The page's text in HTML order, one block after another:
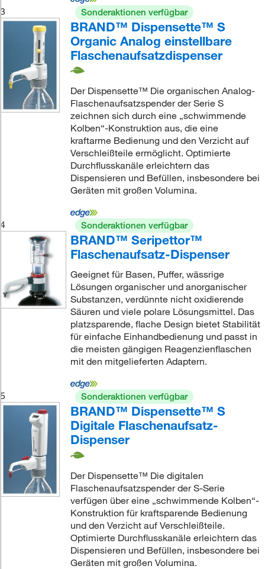
3 Sonderaktionen verfügbar
BRAND™ Dispensette™ S
Organic Analog einstellbare
Flaschenaufsatzdispenser
Der Dispensette™ Die organischen Analog-
Flaschenaufsatzspender der Serie S
zeichnen sich durch eine „schwimmende
Kolben“-Konstruktion aus, die eine
kraftarme Bedienung und den Verzicht auf
Verschleißteile ermöglicht. Optimierte
Durchflusskanäle erleichtern das
Dispensieren und Befüllen, insbesondere bei
Geräten mit großen Volumina.
4 Sonderaktionen verfügbar
BRAND™ Seripettor™
Flaschenaufsatz-Dispenser
Geeignet für Basen, Puffer, wässrige
Lösungen organischer und anorganischer
Substanzen, verdünnte nicht oxidierende
Säuren und viele polare Lösungsmittel. Das
platzsparende, flache Design bietet Stabilität
für einfache Einhandbedienung und passt in
die meisten gängigen Reagenzienflaschen
mit den mitgelieferten Adaptern.
5 Sonderaktionen verfügbar
BRAND™ Dispensette™ S
Digitale Flaschenaufsatz-
Dispenser
Der Dispensette™ Die digitalen
Flaschenaufsatzspender der S-Serie
verfügen über eine „schwimmende Kolben“-
Konstruktion für kraftsparende Bedienung
und den Verzicht auf Verschleißteile.
Optimierte Durchflusskanäle erleichtern das
Dispensieren und Befüllen, insbesondere bei
Geräten mit großen Volumina.